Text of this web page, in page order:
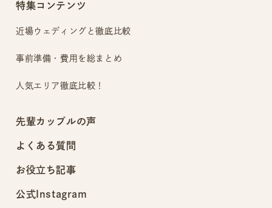
特集コンテンツ
近場ウェディングと徹底比較
事前準備・費用を 総まとめ
人気エリア徹底比較！
先輩カップルの声
よくある質問
お役立ち記事
公式Instagram